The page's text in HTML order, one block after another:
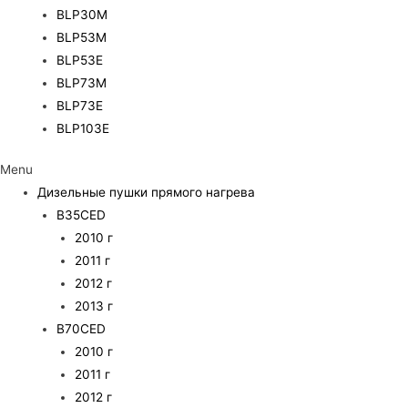
BLP30M
BLP53M
BLP53E
BLP73M
BLP73E
BLP103E
Menu
Дизельные пушки прямого нагрева
B35CED
2010 г
2011 г
2012 г
2013 г
B70CED
2010 г
2011 г
2012 г